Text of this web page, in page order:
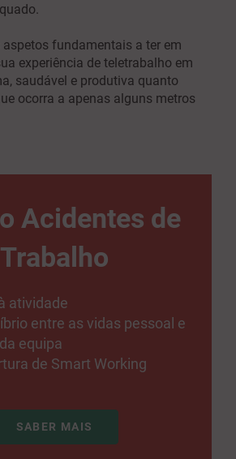
fundamentais a ter em
experiência de teletrabalho em
saudável e produtiva quanto
ocorra a apenas alguns metros
Acidentes de
Trabalho
atividade
entre as vidas pessoal e
equipa
de Smart Working
SABER MAIS